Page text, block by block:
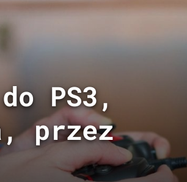
PS3,
przez